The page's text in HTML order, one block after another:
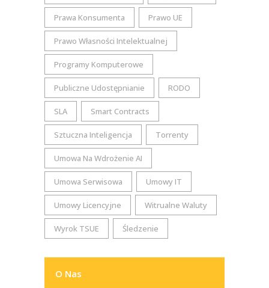
Prawa Konsumenta Prawo UE
Prawo Własności Intelektualnej
Programy Komputerowe
Publiczne Udostępnianie RODO
SLA Smart Contracts
Sztuczna Inteligencja Torrenty
Umowa Na Wdrożenie AI
Umowa Serwisowa Umowy IT
Umowy Licencyjne Witrualne Waluty
Wyrok TSUE Śledzenie
O Nas